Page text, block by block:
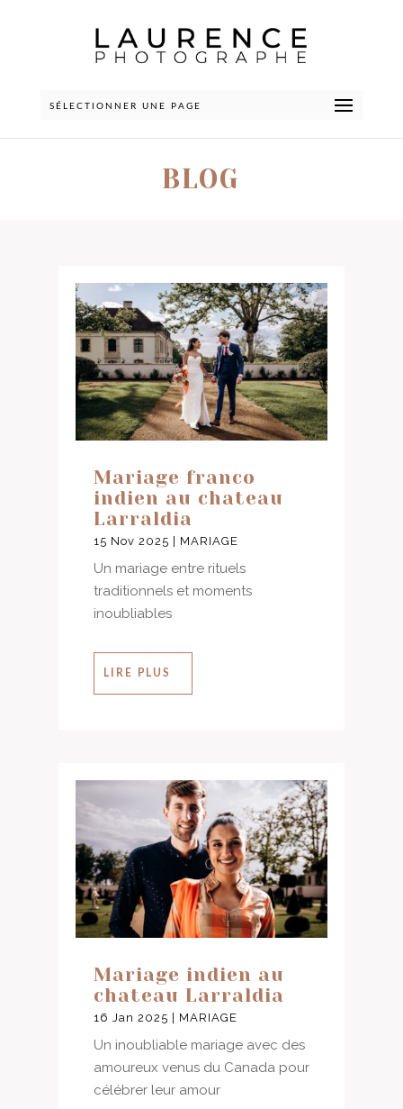
SÉLECTIONNER UNE PAGE
BLOG
Mariage franco
indien au chateau
Larraldia
15 Nov 2025 MARIAGE
Un mariage entre rituels
traditionnels et moments
inoubliables
LIRE PLUS
Mariage indien au
chateau Larraldia
16 Jan 2025 MARIAGE
Un inoubliable mariage avec des
amoureux venus du Canada pour
célébrer leur amour